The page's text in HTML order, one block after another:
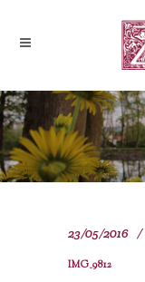
23/05/2016
IMG_9812